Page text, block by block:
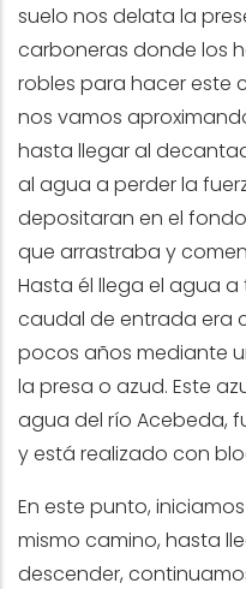
suelo nos delata la
carboneras donde los
robles para hacer este
nos vamos
hasta llegar al
al agua a perder la
depositaran en el
que arrastraba y
Hasta él llega el agua
caudal de entrada era
pocos años mediante
la presa o azud. Este
agua del río Acebeda,
y está realizado con
En este punto,
mismo camino, hasta
descender,